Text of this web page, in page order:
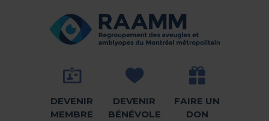
RETOUR À LA PAGE D'ACCUEIL -
DEVENIR
MEMBRE
DEVENIR
BÉNÉVOLE
FAIRE UN
DON